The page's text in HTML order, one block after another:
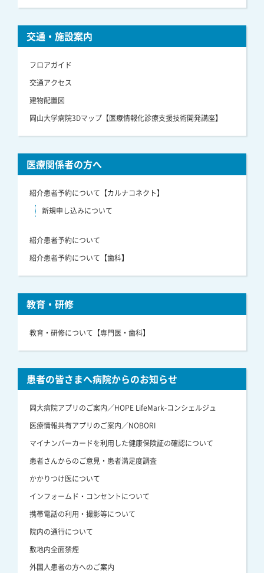
交通・施設案内
フロアガイド
交通アクセス
建物配置図
岡山大学病院3Dマップ【医療情報化診療支援技術開発講座】
医療関係者の方へ
紹介患者予約について【カルナコネクト】
新規申し込みについて
紹介患者予約について
紹介患者予約について【歯科】
教育・研修
教育・研修について【専門医・歯科】
患者の皆さまへ病院からのお知らせ
岡大病院アプリのご案内／HOPE LifeMark-コンシェルジュ
医療情報共有アプリのご案内／NOBORI
マイナンバーカードを利用した健康保険証の確認について
患者さんからのご意見・患者満足度調査
かかりつけ医について
インフォームド・コンセントについて
携帯電話の利用・撮影等について
院内の通行について
敷地内全面禁煙
外国人患者の方へのご案内